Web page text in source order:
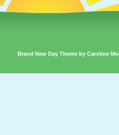
Brand New Day Theme by Caroline